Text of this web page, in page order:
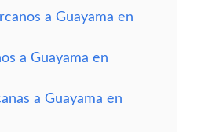
a Guayama en
a Guayama en
a Guayama en